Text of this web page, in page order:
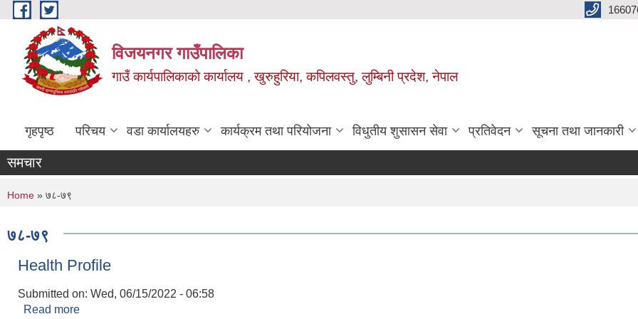
Skip to main content
विजयनगर गाउँपालिका
गाउँ कार्यपालिकाको कार्यालय , खुरुहुरिया, कपिलवस्तु, लुम्बिनी प्रदेश, नेपाल
गृहपृष्ठ परिचय वडा कार्यालयहरु कार्यक्रम तथा परियोजना विधुतीय शुसासन सेवा प्रतिवेदन सूचना तथा जानकारी
समचार
You are here
Home » ७८-७९
७८-७९
Health Profile
Submitted on: Wed, 06/15/2022 - 06:58
Read more